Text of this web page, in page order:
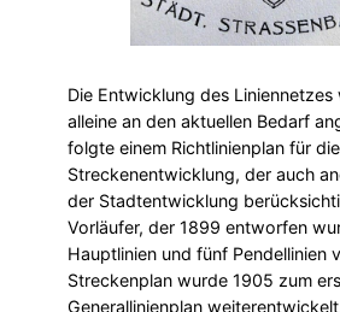
Die Entwicklung des
alleine an den aktuellen Bedarf
folgte einem Richtlinienplan für
Streckenentwicklung, der auch
der Stadtentwicklung
Vorläufer, der 1899 entworfen
Hauptlinien und fünf Pendellinien
Streckenplan wurde 1905 zum
Generallinienplan